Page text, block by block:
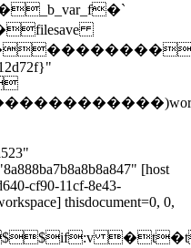
[host
cf90-11cf-8e43-
thisdocument=0, 0,